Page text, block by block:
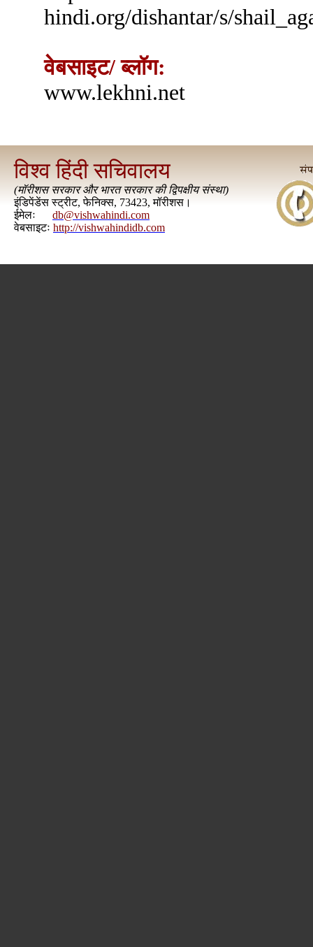
hindi.org/dishantar/s/
वेबसाइट/ ब्लॉग:
www.lekhni.net
विश्व हिंदी सचिवालय
(मॉरीशस सरकार और भारत सरकार की द्विपक्षीय संस्था)
इंडिपेंडेंस स्ट्रीट, फेनिक्स, 73423, मॉरीशस।
ईमेलः
db@vishwahindi.com
वेबसाइटः http://vishwahindidb.com